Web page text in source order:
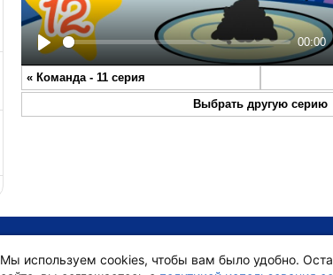
Play
00:00
« Команда - 11 серия
Выбрать другую серию
Мы используем cookies, чтобы вам было удобно.